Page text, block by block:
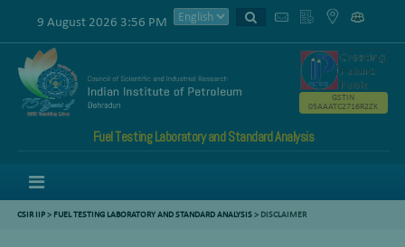
9 August 2026 3:56 PM
Fuel Testing Laboratory and Standard Analysis
GSTIN
05AAATC2716R2ZK
CSIR IIP> FUEL TESTING LABORATORY AND STANDARD ANALYSIS> DISCLAIMER